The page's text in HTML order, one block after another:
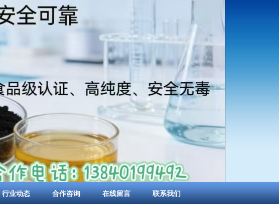
行业动态 合作咨询 在线留言 联系我们